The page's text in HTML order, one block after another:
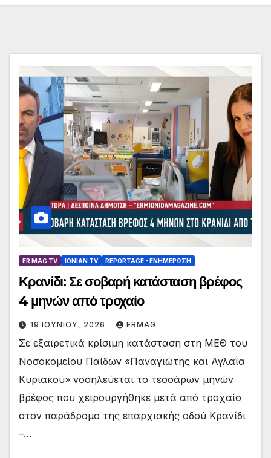
ER MAG TV IONIAN TV REPORTAGE - EΝΗΜΈΡΩΣΗ
Κρανίδι: Σε σοβαρή κατάσταση βρέφος
4 μηνών από τροχαίο
19 ΙΟΥΝΊΟΥ, 2026 ERMAG
Σε εξαιρετικά κρίσιμη κατάσταση στη ΜΕΘ του
Νοσοκομείου Παίδων «Παναγιώτης και Αγλαΐα
Κυριακού» νοσηλεύεται το τεσσάρων μηνών
βρέφος που χειρουργήθηκε μετά από τροχαίο
στον παράδρομο της επαρχιακής οδού Κρανίδι
–…